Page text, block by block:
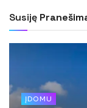
Susiję
ĮDOMU